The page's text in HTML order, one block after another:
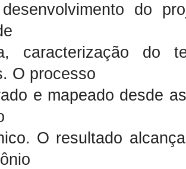
do
caracterização do
O processo
e mapeado desde
O resultado